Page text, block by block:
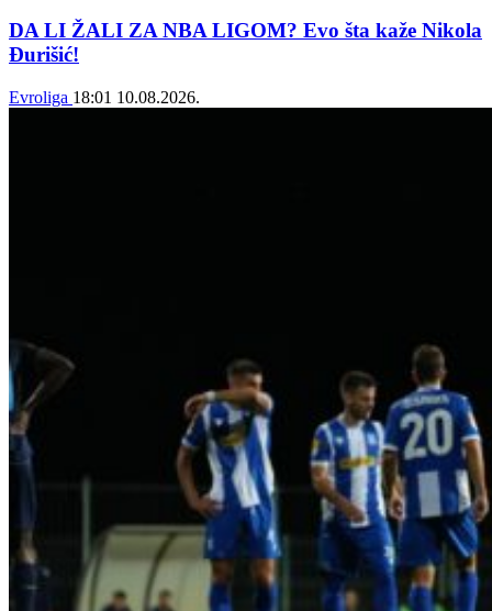
DA LI ŽALI ZA NBA LIGOM? Evo šta kaže Nikola
Đurišić!
Evroliga 18:01 10.08.2026.